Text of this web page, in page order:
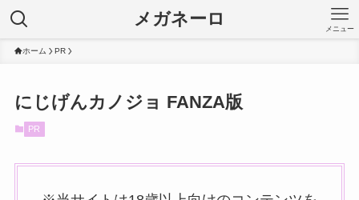
メガネーロ メニュー
ホーム PR
にじげんカノジョ FANZA版
PR